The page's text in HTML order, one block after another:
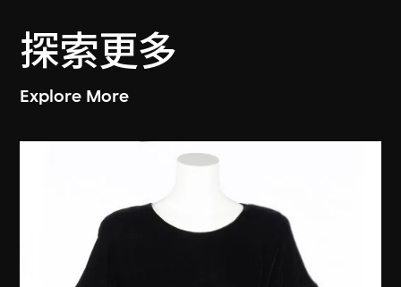
探索更多
Explore More